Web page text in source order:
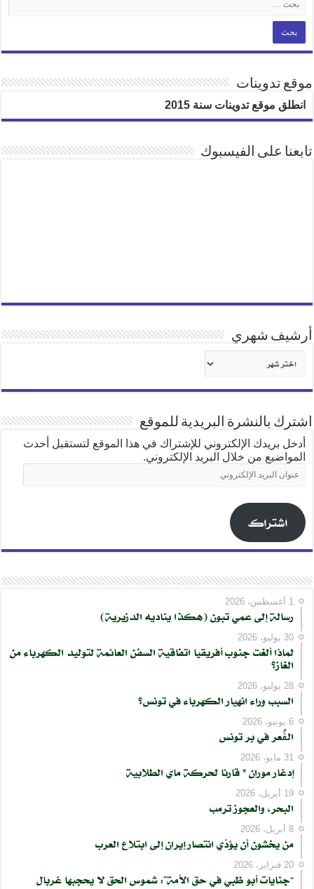
موقع تدوينات
انطلق موقع تدوينات سنة 2015
تابعنا على الفيسبوك
أرشيف شهري
شهري
اشترك بالنشرة البريدية للموقع
أدخل بريدك الإلكتروني للإشتراك في هذا الموقع لتستقبل أحدث
المواضيع من خلال البريد الإلكتروني.
عنوان
البريد
اشتراك
1 أغسطس، 2026
رسالة إلى عمي تبون (هكذا يناديه الدزيرية)
30 يوليو، 2026
لماذا ألغت جنوب أفريقيا اتفاقية السفن العائمة لتوليد الكهرباء من
الغاز؟
28 يوليو، 2026
السبب وراء انهيار الكهرباء في تونس؟
6 يونيو، 2026
الڨُعر في بر تونس
31 مايو، 2026
إدغار موران * قارئا لحركة ماي الطلابية
19 أبريل، 2026
البحر، والعجوز ترمب
8 أبريل، 2026
من يخشون أن يؤدّي انتصار إيران إلى ابتلاع العرب
20 فبراير، 2026
“جنايات أبو ظبي في حق الأمة”: شموس الحق لا يحجبها غربال